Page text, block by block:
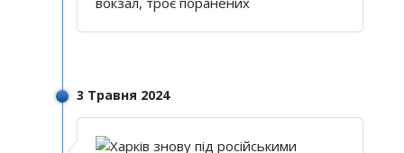
3 Травня 2024